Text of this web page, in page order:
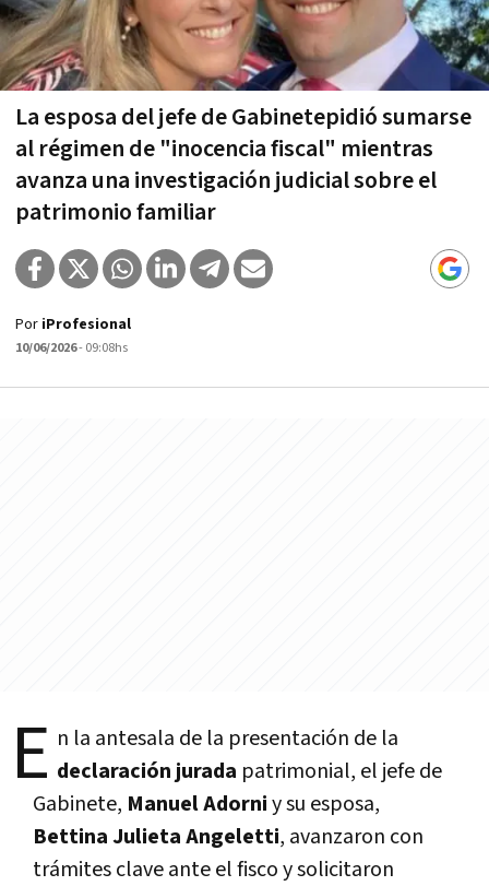
La esposa del jefe de Gabinetepidió sumarse
al régimen de "inocencia fiscal" mientras
avanza una investigación judicial sobre el
patrimonio familiar
Por iProfesional
10/06/2026- 09:08hs
E n la antesala de la presentación de la
declaración jurada patrimonial, el jefe de
Gabinete, Manuel Adorniy su esposa,
Bettina Julieta Angeletti, avanzaron con
trámites clave ante el fisco y solicitaron